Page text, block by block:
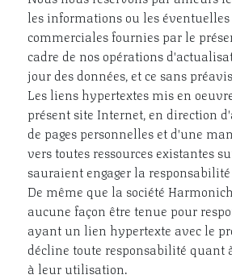
les informations ou les éventuelles
commerciales fournies par le
cadre de nos opérations
jour des données, et ce sans
Les liens hypertextes mis en
présent site Internet, en direction
de pages personnelles et d'une
vers toutes ressources existantes
sauraient engager la
De même que la société
aucune façon être tenue pour
ayant un lien hypertexte avec le
décline toute responsabilité quant
à leur utilisation.